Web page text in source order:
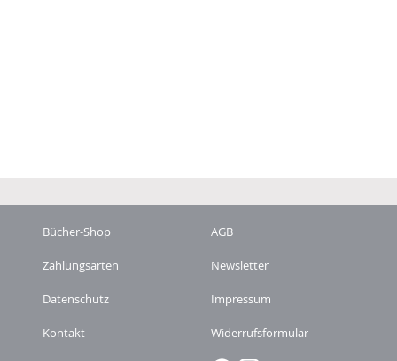
Bücher-Shop AGB
Zahlungsarten Newsletter
Datenschutz Impressum
Kontakt Widerrufsformular